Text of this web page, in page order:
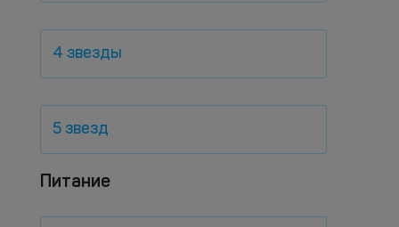
4 звезды
5 звезд
Питание